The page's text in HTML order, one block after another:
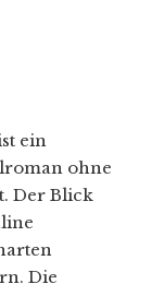
ein
ohne
Der Blick
Die